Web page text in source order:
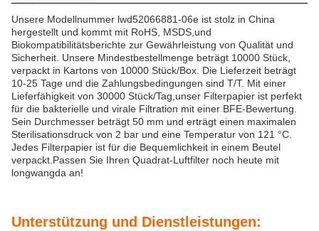
Unsere Modellnummer lwd52066881-06e ist stolz in China
hergestellt und kommt mit RoHS, MSDS,und
Biokompatibilitätsberichte zur Gewährleistung von Qualität und
Sicherheit. Unsere Mindestbestellmenge beträgt 10000 Stück,
verpackt in Kartons von 10000 Stück/Box. Die Lieferzeit beträgt
10-25 Tage und die Zahlungsbedingungen sind T/T. Mit einer
Lieferfähigkeit von 30000 Stück/Tag,unser Filterpapier ist perfekt
für die bakterielle und virale Filtration mit einer BFE-Bewertung.
Sein Durchmesser beträgt 50 mm und erträgt einen maximalen
Sterilisationsdruck von 2 bar und eine Temperatur von 121 °C.
Jedes Filterpapier ist für die Bequemlichkeit in einem Beutel
verpackt.Passen Sie Ihren Quadrat-Luftfilter noch heute mit
longwangda an!
Unterstützung und Dienstleistungen: